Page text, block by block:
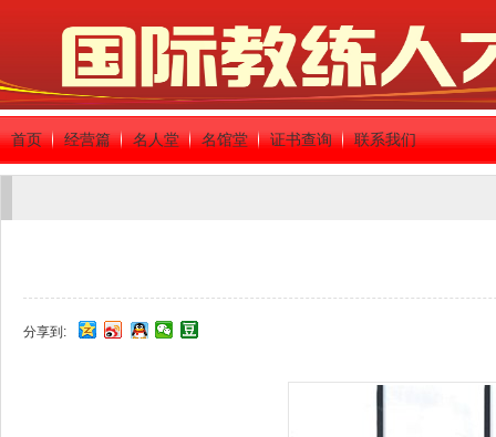
首页 经营篇 名人堂 名馆堂 证书查询 联系我们
分享到: